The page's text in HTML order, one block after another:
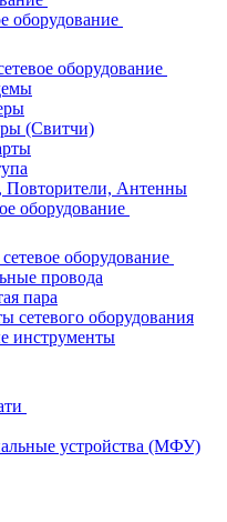
оборудование
оборудование
(Свитчи)
Повторители, Антенны
оборудование
оборудование
провода
пара
сетевого оборудования
инструменты
устройства (МФУ)